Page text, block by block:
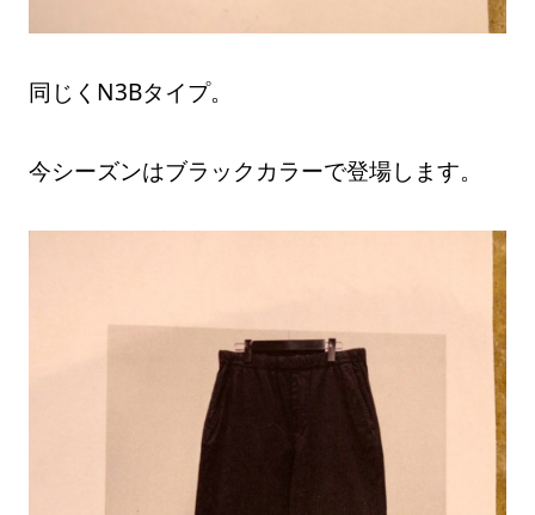
同じくN3Bタイプ。
今シーズンはブラックカラーで登場します。